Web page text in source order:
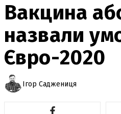
Вакцина
назвали
Євро-2020
Ігор Саджениця